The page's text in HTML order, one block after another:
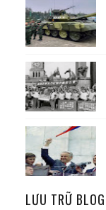
LƯU TRỮ BLOG